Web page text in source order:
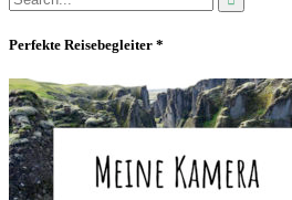
Perfekte Reisebegleiter *